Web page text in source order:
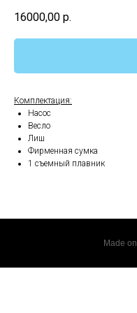
16000,00 р.
Комплектация:
Насос
Весло
Лиш
Фирменная сумка
1 съемный плавник
Made on